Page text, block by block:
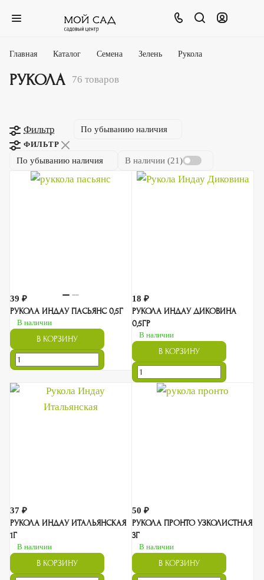
главная каталог семена зелень рукола
РУКОЛА 76 товаров
Фильтр По убыванию наличия
ФИЛЬТР
По убыванию наличия В наличии (21)
39 ₽
РУКОЛА ИНДАУ ПАСЬЯНС 0,5Г
В наличии
В КОРЗИНУ
18 ₽
РУКОЛА ИНДАУ ДИКОВИНА
0,5ГР
В наличии
В КОРЗИНУ
37 ₽
РУКОЛА ИНДАУ ИТАЛЬЯНСКАЯ
1Г
В наличии
В КОРЗИНУ
50 ₽
РУКОЛА ПРОНТО УЗКОЛИСТНАЯ
3Г
В наличии
В КОРЗИНУ